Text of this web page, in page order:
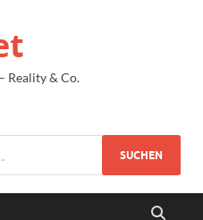
Reality & Co.